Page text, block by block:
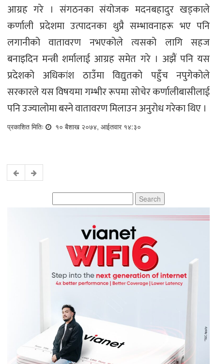
आग्रह गरे । संगठनका संयोजक मदनबहादुर खड्काले
कर्णाली प्रदेशमा उत्पादनका थुप्रै सम्भावनाहरू भए पनि
लगानीको वातावरण नभएकोले त्यसको लागि सहज
बनाइदिन मन्त्री शर्मालाई आग्रह समेत गरे । अझैं पनि यस
प्रदेशको अधिकांश ठाउँमा विद्युतको पहुँच नपुगेकोले
सरकारले यस विषयमा गम्भीर रूपमा सोचेर कर्णालीबासीलाई
पनि उज्यालोमा बस्ने वातावरण मिलाउन अनुरोध गरेका थिए ।
प्रकाशित मितिः १० बैशाख २०७४, आईतवार १४:३०
for: